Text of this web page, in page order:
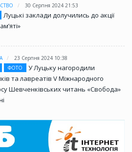
30 Серпня 2024 21:53
Луцькі заклади долучились до акції
23 Серпня 2024 10:38
ФОТО
У Луцьку нагородили
та лавреатів V Міжнародного
Шевченківських читань «Свобода»